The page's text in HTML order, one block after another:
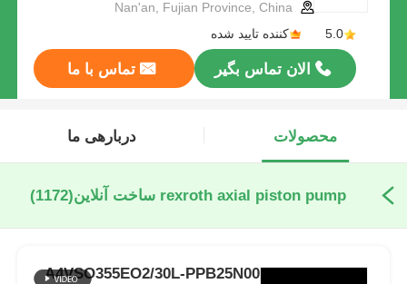
5.0
کننده تایید شده
الان تماس بگیر تماس با ما
محصولات دربارهی ما
rexroth axial piston pump ساخت آنلاین (1172)
A4VSO355EO2/30L-PPB25N00